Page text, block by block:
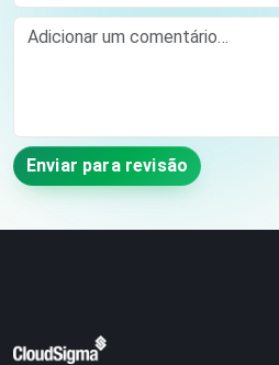
Comment
Enviar para revisão